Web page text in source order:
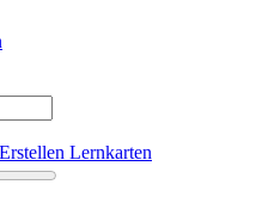
Erstellen Lernkarten